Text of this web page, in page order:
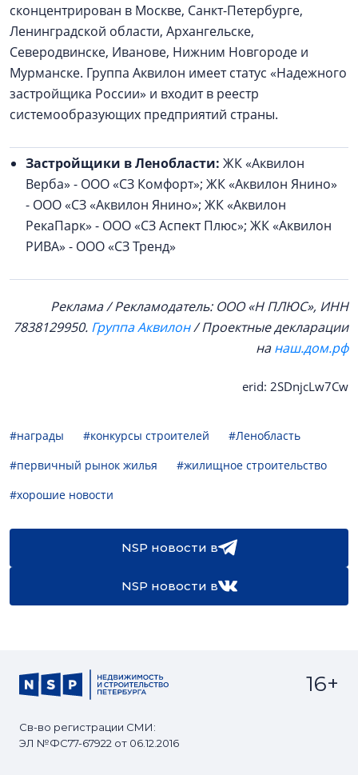
сконцентрирован в Москве, Санкт-Петербурге,
Ленинградской области, Архангельске,
Северодвинске, Иванове, Нижним Новгороде и
Мурманске. Группа Аквилон имеет статус «Надежного
застройщика России» и входит в реестр
системообразующих предприятий страны.
Застройщики в Ленобласти: ЖК «Аквилон
Верба» - ООО «СЗ Комфорт»; ЖК «Аквилон Янино»
- ООО «СЗ «Аквилон Янино»; ЖК «Аквилон
РекаПарк» - ООО «СЗ Аспект Плюс»; ЖК «Аквилон
РИВА» - ООО «СЗ Тренд»
Реклама / Рекламодатель: ООО «Н ПЛЮС», ИНН
7838129950. Группа Аквилон/ Проектные декларации
нанаш.дом.рф
erid: 2SDnjcLw7Cw
#награды #конкурсы строителей
#Ленобласть
#первичный рынок жилья
#жилищное строительство
#хорошие новости
NSP новости в
NSP новости в
Св-во регистрации СМИ:
ЭЛ №ФС77-67922 от 06.12.2016
16+